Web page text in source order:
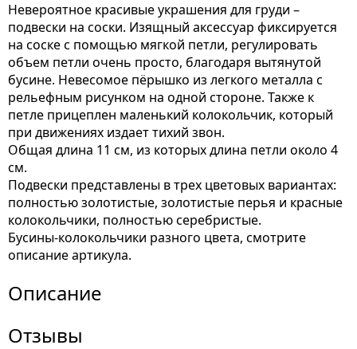
Невероятное красивые украшения для груди –
подвески на соски. Изящный аксессуар фиксируется
на соске с помощью мягкой петли, регулировать
объем петли очень просто, благодаря вытянутой
бусине. Невесомое пёрышко из легкого металла с
рельефным рисунком на одной стороне. Также к
петле прицеплен маленький колокольчик, который
при движениях издает тихий звон.
Общая длина 11 см, из которых длина петли около 4
см.
Подвески представлены в трех цветовых вариантах:
полностью золотистые, золотистые перья и красные
колокольчики, полностью серебристые.
Бусины-колокольчики разного цвета, смотрите
описание артикула.
Описание
Отзывы